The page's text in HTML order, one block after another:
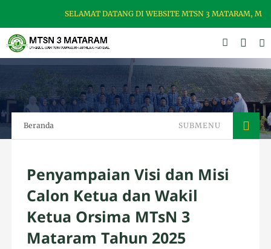
SELAMAT DATANG DI WEBSITE MTSN 3 MATARAM,
Beranda SUBMENU
Penyampaian Visi dan Misi
Calon Ketua dan Wakil
Ketua Orsima MTsN 3
Mataram Tahun 2025